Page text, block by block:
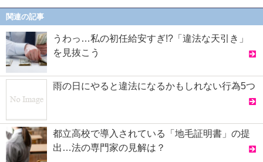
関連の記事
うわっ…私の初任給安すぎ!?「違法な天引き」
を見抜こう
雨の日にやると違法になるかもしれない行為5つ
都立高校で導入されている「地毛証明書」の提
出…法の専門家の見解は？